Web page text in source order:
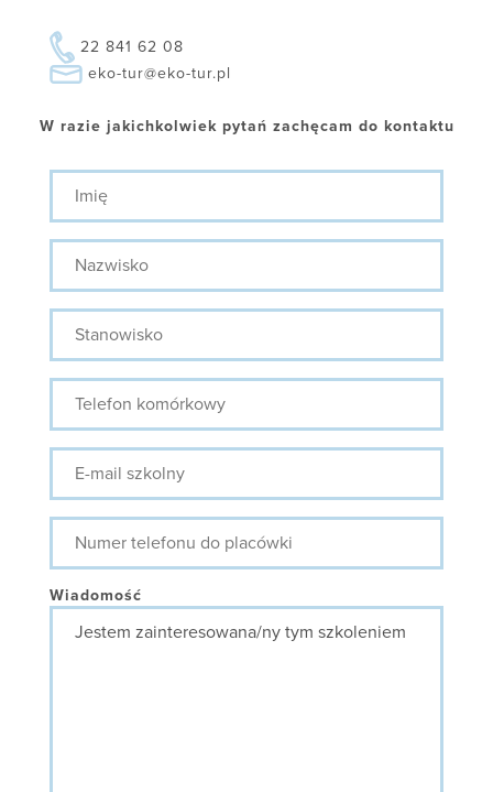
22 841 62 08
eko-tur@eko-tur.pl
W razie jakichkolwiek pytań zachęcam do kontaktu
Imię
Nazwisko
Stanowisko
Telefon
komórkowy
E-
mail
szkolny
Numer
telefonu
do
Wiadomość